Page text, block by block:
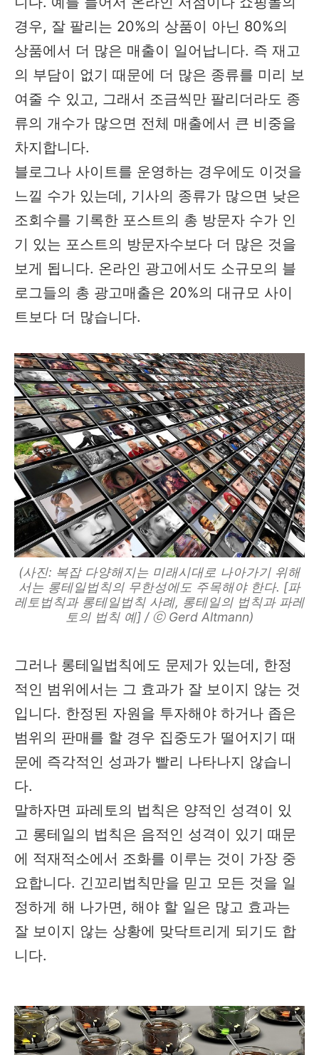
경우, 잘 팔리는 20%의 상품이 아닌 80%의
상품에서 더 많은 매출이 일어납니다. 즉 재고
의 부담이 없기 때문에 더 많은 종류를 미리 보
여줄 수 있고, 그래서 조금씩만 팔리더라도 종
류의 개수가 많으면 전체 매출에서 큰 비중을
차지합니다.
블로그나 사이트를 운영하는 경우에도 이것을
느낄 수가 있는데, 기사의 종류가 많으면 낮은
조회수를 기록한 포스트의 총 방문자 수가 인
기 있는 포스트의 방문자수보다 더 많은 것을
보게 됩니다. 온라인 광고에서도 소규모의 블
로그들의 총 광고매출은 20%의 대규모 사이
트보다 더 많습니다.
(사진: 복잡 다양해지는 미래시대로 나아가기 위해
서는 롱테일법칙의 무한성에도 주목해야 한다. [파
레토법칙과 롱테일법칙 사례, 롱테일의 법칙과 파레
토의 법칙 예] / ⓒ Gerd Altmann)
그러나 롱테일법칙에도 문제가 있는데, 한정
적인 범위에서는 그 효과가 잘 보이지 않는 것
입니다. 한정된 자원을 투자해야 하거나 좁은
범위의 판매를 할 경우 집중도가 떨어지기 때
문에 즉각적인 성과가 빨리 나타나지 않습니
다.
말하자면 파레토의 법칙은 양적인 성격이 있
고 롱테일의 법칙은 음적인 성격이 있기 때문
에 적재적소에서 조화를 이루는 것이 가장 중
요합니다. 긴꼬리법칙만을 믿고 모든 것을 일
정하게 해 나가면, 해야 할 일은 많고 효과는
잘 보이지 않는 상황에 맞닥트리게 되기도 합
니다.